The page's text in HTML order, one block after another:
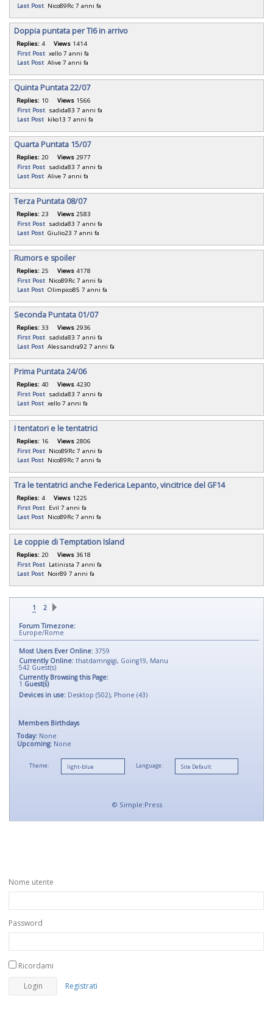
Last Post Nico89Rc 7 anni fa
Doppia puntata per TI6 in arrivo
Replies: 4 Views 1414
First Post xello 7 anni fa
Last Post Alive 7 anni fa
Quinta Puntata 22/07
Replies: 10 Views 1566
First Post sadida83 7 anni fa
Last Post kiko13 7 anni fa
Quarta Puntata 15/07
Replies: 20 Views 2977
First Post sadida83 7 anni fa
Last Post Alive 7 anni fa
Terza Puntata 08/07
Replies: 23 Views 2583
First Post sadida83 7 anni fa
Last Post Giulio23 7 anni fa
Rumors e spoiler
Replies: 25 Views 4178
First Post Nico89Rc 7 anni fa
Last Post Olimpico85 7 anni fa
Seconda Puntata 01/07
Replies: 33 Views 2936
First Post sadida83 7 anni fa
Last Post Alessandra92 7 anni fa
Prima Puntata 24/06
Replies: 40 Views 4230
First Post sadida83 7 anni fa
Last Post xello 7 anni fa
I tentatori e le tentatrici
Replies: 16 Views 2806
First Post Nico89Rc 7 anni fa
Last Post Nico89Rc 7 anni fa
Tra le tentatrici anche Federica Lepanto, vincitrice del GF14
Replies: 4 Views 1225
First Post Evil 7 anni fa
Last Post Nico89Rc 7 anni fa
Le coppie di Temptation Island
Replies: 20 Views 3618
First Post Latinista 7 anni fa
Last Post Noir89 7 anni fa
1 2
Forum Timezone:
Europe/Rome
Most Users Ever Online: 3759
Currently Online: thatdamngigi, Going19, Manu
542 Guest(s)
Currently Browsing this Page:
1 Guest(s)
Devices in use: Desktop (502), Phone (43)
Members Birthdays
Today: None
Upcoming: None
Theme: Language:
© Simple:Press
Nome utente
Password
Ricordami
Registrati